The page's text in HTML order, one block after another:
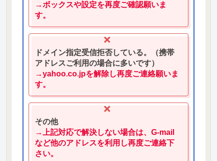
→ボックスや設定を再度ご確認願いま
す。
ドメイン指定受信拒否している。（携帯
アドレスご利用の場合に多いです）
→yahoo.co.jpを解除し再度ご連絡願いま
す。
その他
→上記対応で解決しない場合は、G-mail
など他のアドレスを利用し再度ご連絡下
さい。